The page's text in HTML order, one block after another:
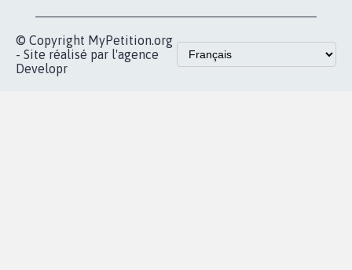
© Copyright MyPetition.org
- Site réalisé par l'agence
Developr